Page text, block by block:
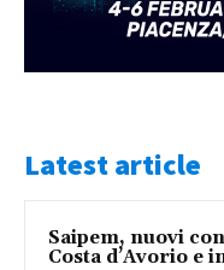
Latest article
Saipem, nuovi
Costa d’Avorio e